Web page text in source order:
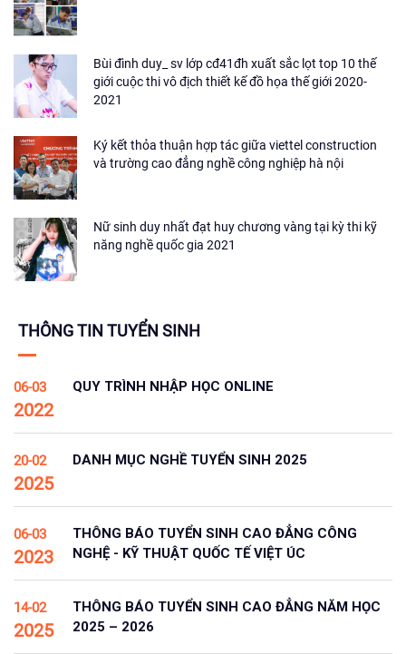
Bùi đình duy_ sv lớp cđ41đh xuất sắc lọt top 10 thế
giới cuộc thi vô địch thiết kế đồ họa thế giới 2020-
2021
Ký kết thỏa thuận hợp tác giữa viettel construction
và trường cao đẳng nghề công nghiệp hà nội
Nữ sinh duy nhất đạt huy chương vàng tại kỳ thi kỹ
năng nghề quốc gia 2021
THÔNG TIN TUYỂN SINH
06-03
2022
QUY TRÌNH NHẬP HỌC ONLINE
20-02
2025
DANH MỤC NGHỀ TUYỂN SINH 2025
06-03
2023
THÔNG BÁO TUYỂN SINH CAO ĐẲNG CÔNG
NGHỆ - KỸ THUẬT QUỐC TẾ VIỆT ÚC
14-02
2025
THÔNG BÁO TUYỂN SINH CAO ĐẲNG NĂM HỌC
2025 – 2026